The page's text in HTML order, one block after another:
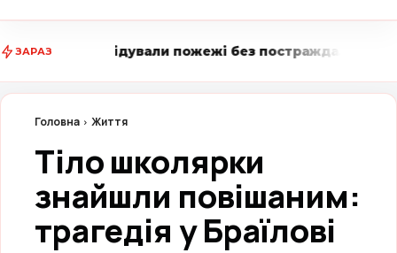
ЗАРАЗ
пожежі без постраждалих • Вінниця LIVE
Головна Життя
Тіло школярки
знайшли повішаним:
трагедія у Браїлові